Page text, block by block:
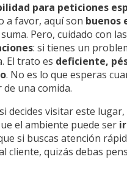
para peticiones
a favor, aquí son buenos
Pero, cuidado con las
: si tienes un
El trato es deficiente,
. No es lo que esperas
una comida.
decides visitar este
el ambiente puede ser
si buscas atención
cliente, quizás debas